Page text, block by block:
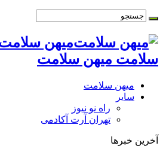
میهن
سلامت میهن سلامت
میهن سلامت
سایر
راه نو نیوز
تهران آرت آکادمی
آخرین خبرها